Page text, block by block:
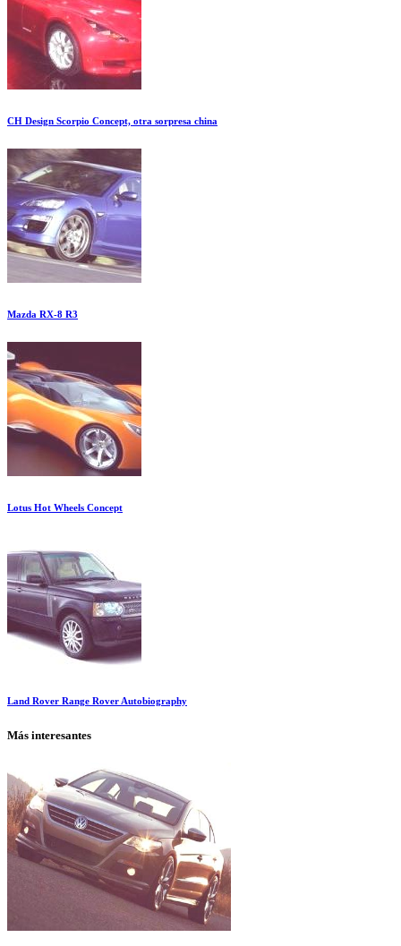
CH Design Scorpio Concept, otra sorpresa china
Mazda RX-8 R3
Lotus Hot Wheels Concept
Land Rover Range Rover Autobiography
Más interesantes